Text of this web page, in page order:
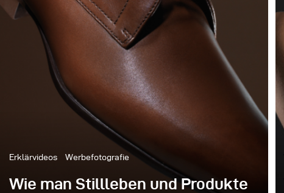
Erklärvideos Werbefotografie
Wie man Stillleben und Produkte